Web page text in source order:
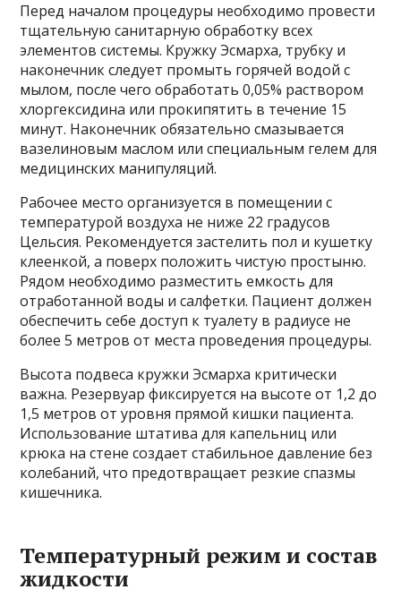
Перед началом процедуры необходимо провести
тщательную санитарную обработку всех
элементов системы. Кружку Эсмарха, трубку и
наконечник следует промыть горячей водой с
мылом, после чего обработать 0,05% раствором
хлоргексидина или прокипятить в течение 15
минут. Наконечник обязательно смазывается
вазелиновым маслом или специальным гелем для
медицинских манипуляций.
Рабочее место организуется в помещении с
температурой воздуха не ниже 22 градусов
Цельсия. Рекомендуется застелить пол и кушетку
клеенкой, а поверх положить чистую простыню.
Рядом необходимо разместить емкость для
отработанной воды и салфетки. Пациент должен
обеспечить себе доступ к туалету в радиусе не
более 5 метров от места проведения процедуры.
Высота подвеса кружки Эсмарха критически
важна. Резервуар фиксируется на высоте от 1,2 до
1,5 метров от уровня прямой кишки пациента.
Использование штатива для капельниц или
крюка на стене создает стабильное давление без
колебаний, что предотвращает резкие спазмы
кишечника.
Температурный режим и состав
жидкости